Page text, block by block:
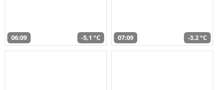
06:09 -5,1 °C 07:09 -3,2 °C